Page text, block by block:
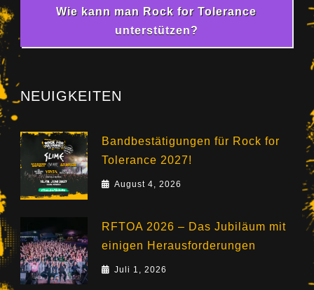
Wie kann man Rock for Tolerance
unterstützen?
NEUIGKEITEN
Bandbestätigungen für Rock for
Tolerance 2027!
August 4, 2026
RFTOA 2026 – Das Jubiläum mit
einigen Herausforderungen
Juli 1, 2026